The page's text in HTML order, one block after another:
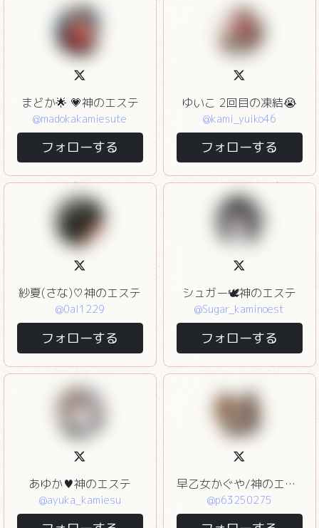
まどか🌟 💗神のエステ
@madokakamiesute
フォローする
ゆいこ 2回目の凍結😭
@kami_yuiko46
フォローする
紗夏(さな)♡神のエステ
@0al1229
フォローする
シュガー🕊神のエステ
@Sugar_kaminoest
フォローする
あゆか♥神のエステ
@ayuka_kamiesu
早乙女かぐや/神のエステ
@p63250275